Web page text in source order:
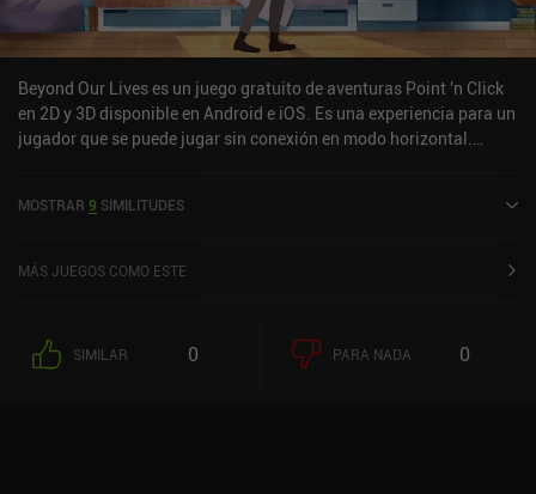
Beyond Our Lives es un juego gratuito de aventuras Point 'n Click
en 2D y 3D disponible en Android e iOS. Es una experiencia para un
jugador que se puede jugar sin conexión en modo horizontal.
Store de iOS.
MOSTRAR 9 SIMILITUDES
MÁS JUEGOS COMO ESTE
SIMILAR 0 PARA NADA 0